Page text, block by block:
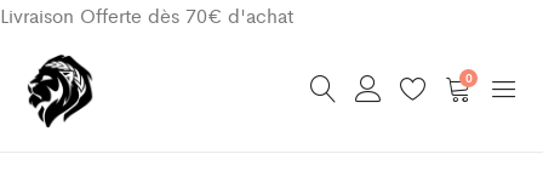
Livraison Offerte dès 70€ d'achat
0